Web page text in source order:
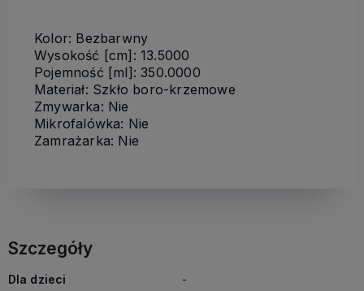
Kolor: Bezbarwny
Wysokość [cm]: 13.5000
Pojemność [ml]: 350.0000
Materiał: Szkło boro-krzemowe
Zmywarka: Nie
Mikrofalówka: Nie
Zamrażarka: Nie
Szczegóły
Dla dzieci -